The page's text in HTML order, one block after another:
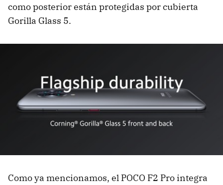
como posterior están protegidas por cubierta
Gorilla Glass 5.
Como ya mencionamos, el POCO F2 Pro integra